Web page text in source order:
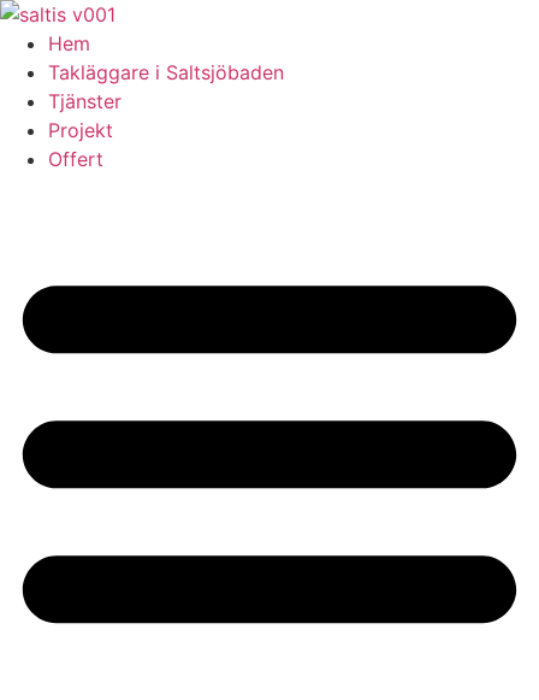
Skip
content
Hem
Takläggare i Saltsjöbaden
Tjänster
Projekt
Offert